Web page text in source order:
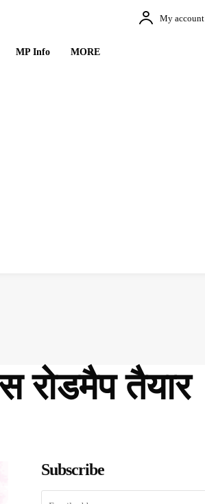
My account
MP Info MORE
रोडमैप तैयार
Subscribe